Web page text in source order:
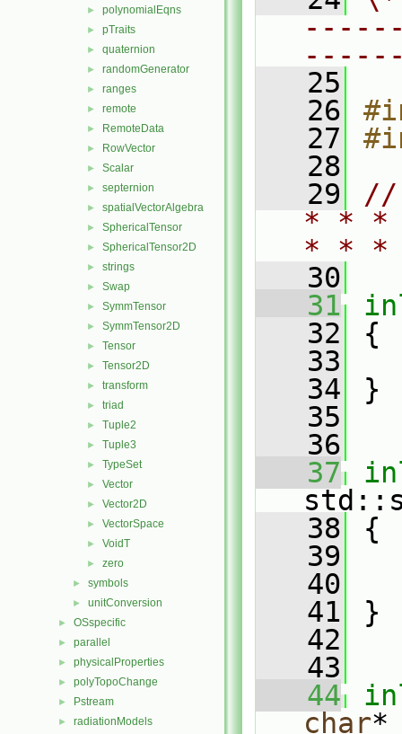
► polynomialEqns
► pTraits
► quaternion
► randomGenerator
► ranges
► remote
► RemoteData
► RowVector
► Scalar
► septernion
► spatialVectorAlgebra
► SphericalTensor
► SphericalTensor2D
► strings
► Swap
► SymmTensor
► SymmTensor2D
► Tensor
► Tensor2D
► transform
► triad
► Tuple2
► Tuple3
► TypeSet
► Vector
► Vector2D
► VectorSpace
► VoidT
► zero
► symbols
► unitConversion
► OSspecific
► parallel
► physicalProperties
► polyTopoChange
► Pstream
► radiationModels
   25
   26
   27
   28
   29
//
* * *
* *
   30
   31
   32
{
   33
   34
}
   35
   36
   37
   38
{
   39
   40
   41
}
   42
   43
   44
char*